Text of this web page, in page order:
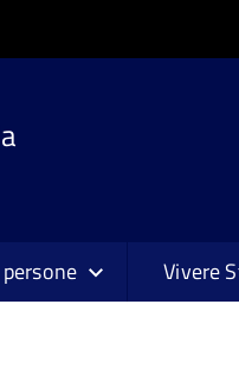
Vivere